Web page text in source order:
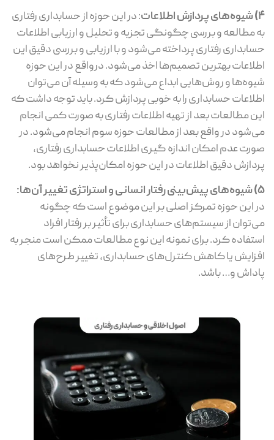
4) شیوه‌های پردازش اطلاعات
: در این حوزه از حسابداری رفتاری
به مطالعه و بررسی چگونگی تجزیه و تحلیل و ارزیابی اطلاعات
حسابداری رفتاری پرداخته می‌شود و با ارزیابی و بررسی دقیق این
اطلاعات بهترین تصمیم‌ها اخذ می‌شود. درواقع در این حوزه
شیوه‌ها و روش‌هایی ابداع می‌شود که به وسیله آن می‌توان
اطلاعات حسابداری را به خوبی پردازش کرد. باید توجه داشت که
این مطالعات بعد از تهیه اطلاعات رفتاری به صورت کمی انجام
می‌شود در واقع بعد از مطالعات حوزه سوم انجام می‌شود. در
صورت عدم امکان اندازه گیری اطلاعات حسابداری رفتاری،
پردازش دقیق اطلاعات در این حوزه امکان‌پذیر نخواهد بود.
5) شیوه‌های پیش‌بینی رفتار انسانی و استراتژی تغییر آن‌ها:
در این حوزه تمرکز اصلی بر این موضوع است که چگونه
می‌توان از سیستم‌های حسابداری برای تأثیر بر رفتار افراد
استفاده کرد. برای نمونه این نوع مطالعات ممکن است منجر به
افزایش یا کاهش کنترل‌های حسابداری، تغییر طرح‌های
پاداش و… باشد.